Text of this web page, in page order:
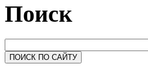
Поиск